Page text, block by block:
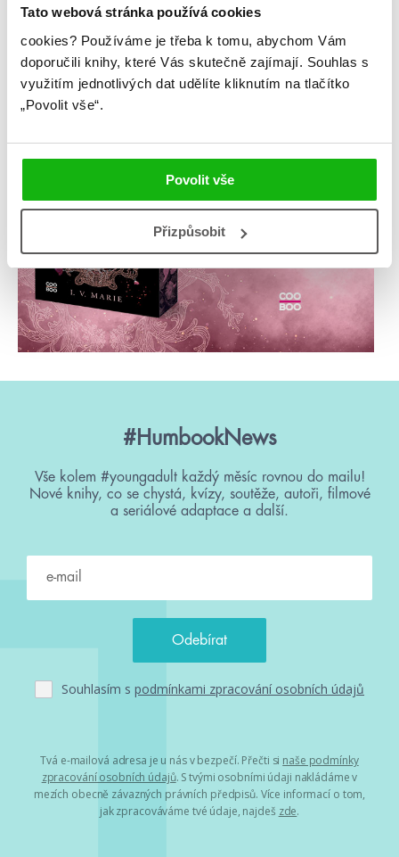
Tato webová stránka používá cookies
cookies? Používáme je třeba k tomu, abychom Vám
doporučili knihy, které Vás skutečně zajímají. Souhlas s
využitím jednotlivých dat udělíte kliknutím na tlačítko
„Povolit vše“.
Povolit vše
Přizpůsobit
#HumbookNews
Vše kolem #youngadult každý měsíc rovnou do mailu!
Nové knihy, co se chystá, kvízy, soutěže, autoři, filmové
a seriálové adaptace a další.
Souhlasím s podmínkami zpracování osobních údajů
Tvá e-mailová adresa je u nás v bezpečí. Přečti si naše podmínky
zpracování osobních údajů. S tvými osobními údaji nakládáme v
mezích obecně závazných právních předpisů. Více informací o tom,
jak zpracováváme tvé údaje, najdeš zde.